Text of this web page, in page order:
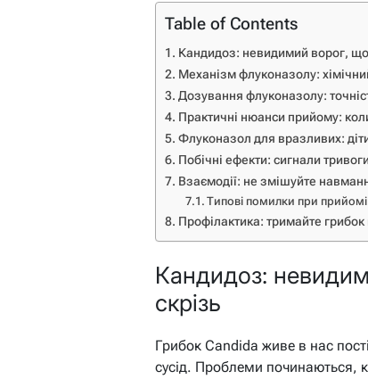
Table of Contents
Кандидоз: невидимий ворог, що
Механізм флуконазолу:
Дозування флуконазолу:
Практичні нюанси прийому:
Флуконазол для вразливих: діти,
Побічні ефекти: сигнали
Взаємодії: не змішуйте
Типові помилки при
Профілактика: тримайте грибок
Кандидоз:
скрізь
Грибок Candida живе в нас
сусід. Проблеми починаються,